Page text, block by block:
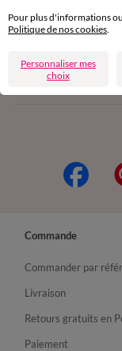
Commande
Commander par
Livraison
Retours gratuits en
Paiement
Pour plus d'informations
Politique de nos cookies.
Personnaliser mes
choix